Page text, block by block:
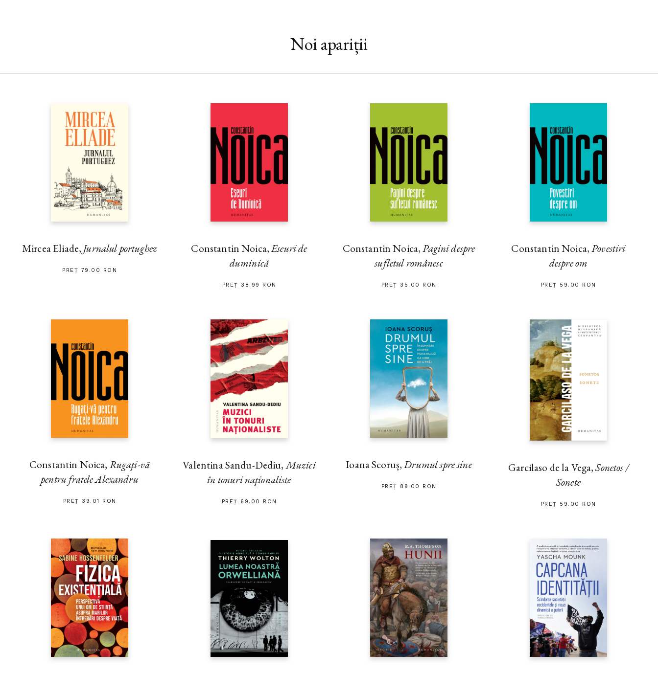
Noi apariții
Mircea Eliade, Jurnalul portughez
PREȚ 79.00 RON
Constantin Noica,Eseuri de
duminică
PREȚ 38.99 RON
Constantin Noica,Pagini despre
sufletul românesc
PREȚ 35.00 RON
Constantin Noica,Povestiri
despre om
PREȚ 59.00 RON
Constantin Noica, Rugaţi-vă
pentru fratele Alexandru
PREȚ 39.01 RON
Valentina Sandu-Dediu,Muzici
în tonuri naţionaliste
PREȚ 69.00 RON
Ioana Scoruș,Drumul spre sine
PREȚ 89.00 RON
Garcilaso de la Vega,Sonetos /
Sonete
PREȚ 59.00 RON